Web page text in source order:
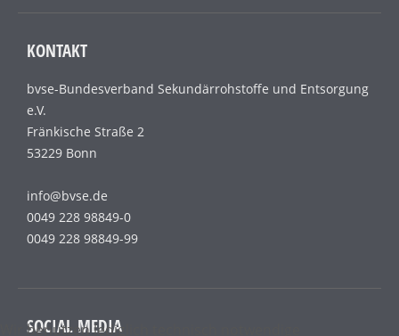
KONTAKT
bvse-Bundesverband Sekundärrohstoffe und Entsorgung
e.V.
Fränkische Straße 2
53229 Bonn
info@bvse.de
0049 228 98849-0
0049 228 98849-99
SOCIAL MEDIA
Wir benutzen lediglich technisch notwendige